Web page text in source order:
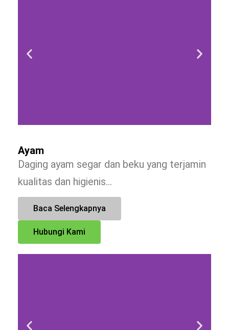
Ayam
Daging ayam segar dan beku yang terjamin
kualitas dan higienis…
Baca Selengkapnya
Hubungi Kami